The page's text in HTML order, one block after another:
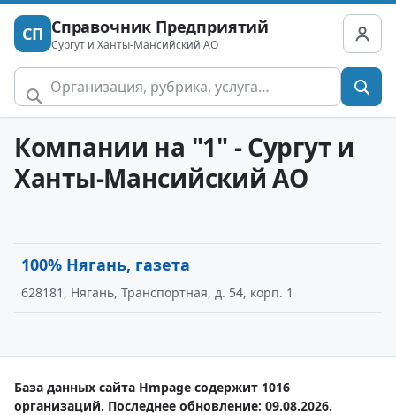
СП Справочник Предприятий
Сургут и Ханты-Мансийский АО
Компании на "1" - Сургут и
Ханты-Мансийский АО
100% Нягань, газета
628181, Нягань, Транспортная, д. 54, корп. 1
База данных сайта Hmpage содержит 1016
организаций. Последнее обновление: 09.08.2026.